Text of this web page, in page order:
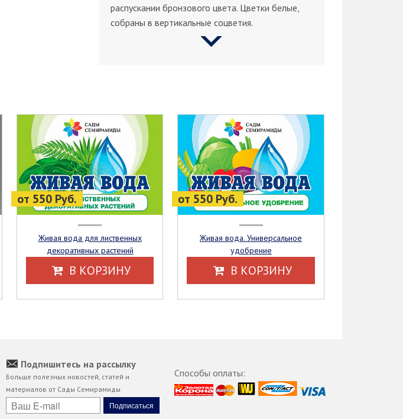
распускании бронзового цвета. Цветки белые,
собраны в вертикальные соцветия.
от 550 Руб.
Живая вода для лиственных
декоративных растений
В КОРЗИНУ
от 550 Руб.
Живая вода. Универсальное
удобрение
В КОРЗИНУ
Подпишитесь на рассылку
Больше полезных новостей, статей и
материалов от Сады Семирамиды
Способы оплаты: